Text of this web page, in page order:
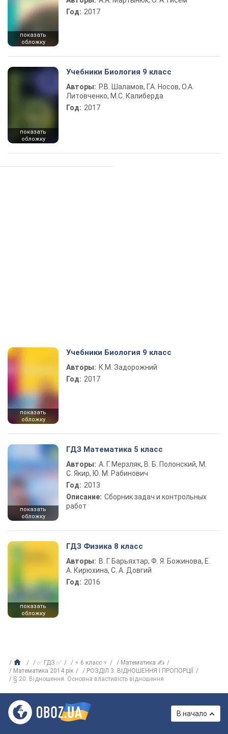
показать
обложку
Год: 2017
показать
обложку
Учебники Биология 9 класс
Авторы: Р.В. Шаламов, Г.А. Носов, О.А.
Литовченко, М.С. Калиберда
Год: 2017
показать
обложку
Учебники Биология 9 класс
Авторы: К.М. Задорожний
Год: 2017
показать
обложку
ГДЗ Математика 5 класс
Авторы: А. Г. Мерзляк, В. Б. Полонский, М.
С. Якир, Ю. М. Рабинович
Год: 2013
Описание: Сборник задач и контрольных
работ
показать
обложку
ГДЗ Физика 8 класс
Авторы: В. Г. Барьяхтар, Ф. Я. Божинова, Е.
А. Кирюхина, С. А. Довгий
Год: 2016
✅ ГДЗ ✅ ⚡ 6 класс ⚡
Математика ✍
Математика 2014 рік
РОЗДІЛ 3. ВІДНОШЕННЯ І ПРОПОРЦІЇ
§ 20. Відношення. Основна властивість відношення
В начало